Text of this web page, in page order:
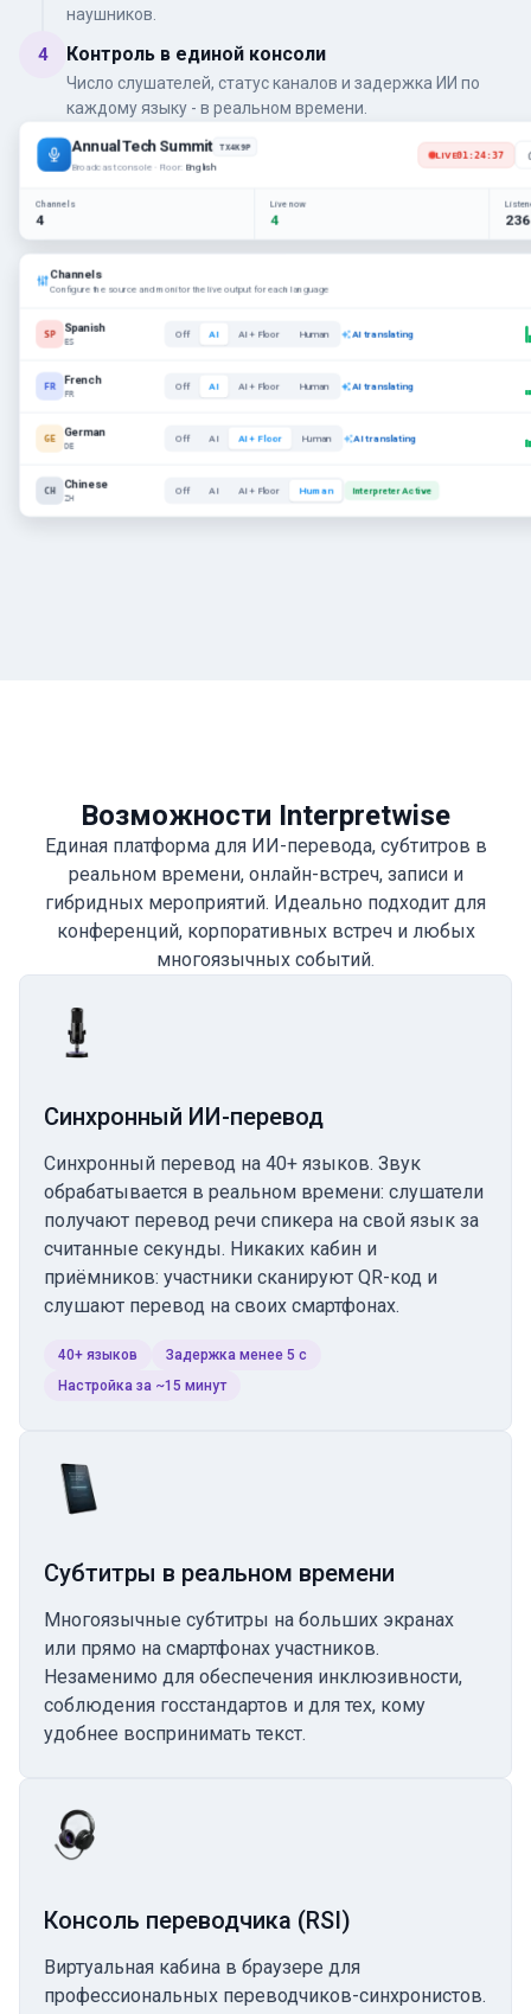
наушников.
4 Контроль в единой консоли
Число слушателей, статус каналов и задержка ИИ по
каждому языку - в реальном времени.
Annual Tech Summit TX4K9P
Broadcast console · Floor: English
LIVE01:24:37
Channels
4
Live now
4 236
Channels
Configure the source and monitor the live output for each language
SP Spanish
ES
Off AI AI + Floor Human AI translating
FR French
FR
Off AI AI + Floor Human AI translating
GE German
DE
Off AI AI + Floor Human AI translating
CH Chinese
ZH
Off AI AI + Floor Human Interpreter Active
Возможности Interpretwise
Единая платформа для ИИ-перевода, субтитров в
реальном времени, онлайн-встреч, записи и
гибридных мероприятий. Идеально подходит для
конференций, корпоративных встреч и любых
многоязычных событий.
Синхронный ИИ-перевод
Синхронный перевод на 40+ языков. Звук
обрабатывается в реальном времени: слушатели
получают перевод речи спикера на свой язык за
считанные секунды. Никаких кабин и
приёмников: участники сканируют QR-код и
слушают перевод на своих смартфонах.
40+ языков
Задержка менее 5 с
Настройка за ~15 минут
Субтитры в реальном времени
Многоязычные субтитры на больших экранах
или прямо на смартфонах участников.
Незаменимо для обеспечения инклюзивности,
соблюдения госстандартов и для тех, кому
удобнее воспринимать текст.
Консоль переводчика (RSI)
Виртуальная кабина в браузере для
профессиональных переводчиков-синхронистов.